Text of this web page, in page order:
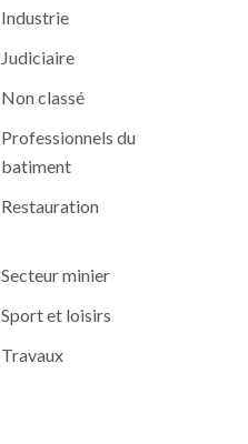
Industrie
Judiciaire
Non classé
Professionnels du
batiment
Restauration
Secteur minier
Sport et loisirs
Travaux